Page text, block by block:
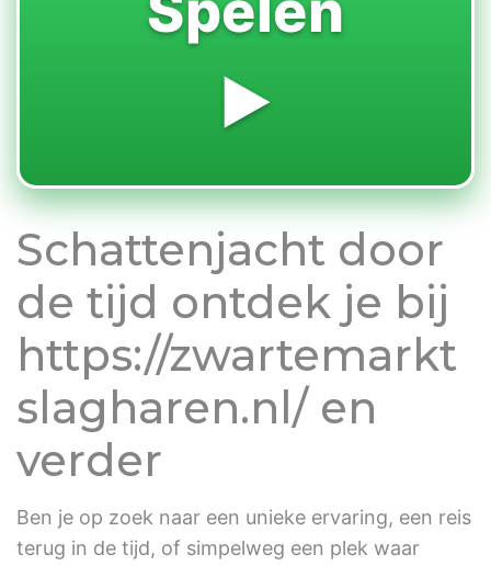
▶️
Schattenjacht door
de tijd ontdek je bij
https://zwartemarkt
slagharen.nl/ en
verder
Ben je op zoek naar een unieke ervaring, een reis
terug in de tijd, of simpelweg een plek waar